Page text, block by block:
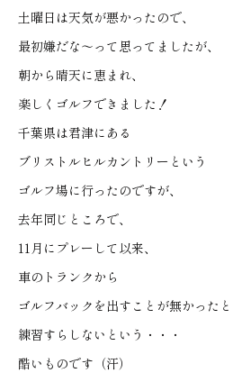
土曜日は天気が悪かったので、
最初嫌だな〜って思ってましたが、
朝から晴天に恵まれ、
楽しくゴルフできました！
千葉県は君津にある
ブリストルヒルカントリーという
ゴルフ場に行ったのですが、
去年同じところで、
11月にプレーして以来、
車のトランクから
ゴルフバックを出すことが無かったと
練習すらしないという・・・
酷いものです（汗）